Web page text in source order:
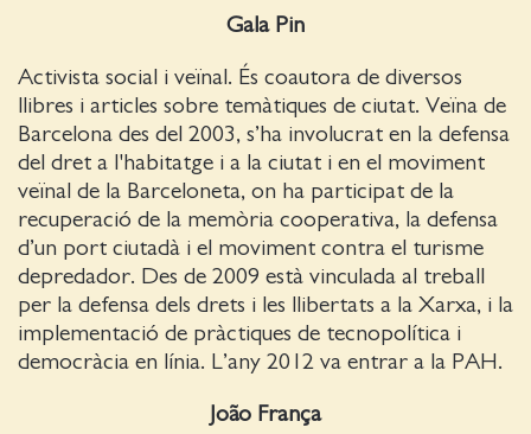
Gala Pin
Activista social i veïnal. És coautora de diversos
llibres i articles sobre temàtiques de ciutat. Veïna de
Barcelona des del 2003, s’ha involucrat en la defensa
del dret a l'habitatge i a la ciutat i en el moviment
veïnal de la Barceloneta, on ha participat de la
recuperació de la memòria cooperativa, la defensa
d’un port ciutadà i el moviment contra el turisme
depredador. Des de 2009 està vinculada al treball
per la defensa dels drets i les llibertats a la Xarxa, i la
implementació de pràctiques de tecnopolítica i
democràcia en línia. L’any 2012 va entrar a la PAH.
João França